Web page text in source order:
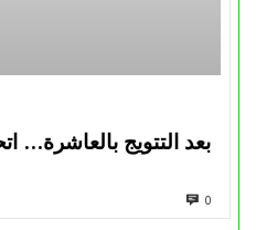
بعد التتويج بالعاشرة…
0